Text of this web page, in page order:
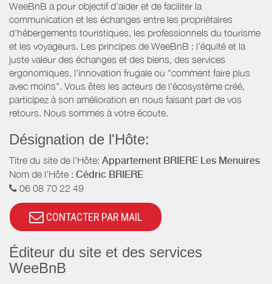
WeeBnB a pour objectif d’aider et de faciliter la
communication et les échanges entre les propriétaires
d'hébergements touristiques, les professionnels du tourisme
et les voyageurs. Les principes de WeeBnB : l'équité et la
juste valeur des échanges et des biens, des services
ergonomiques, l'innovation frugale ou "comment faire plus
avec moins". Vous êtes les acteurs de l'écosystème créé,
participez à son amélioration en nous faisant part de vos
retours. Nous sommes à votre écoute.
Désignation de l'Hôte:
Titre du site de l'Hôte: Appartement BRIERE Les Menuires
Nom de l'Hôte : Cédric BRIERE
06 08 70 22 49
CONTACTER PAR MAIL
Éditeur du site et des services
WeeBnB